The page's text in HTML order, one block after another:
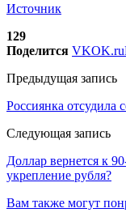
Источник
129
Поделится VKOK.ru
Предыдущая запись
Россиянка отсудила
Следующая запись
Доллар вернется к
укрепление рубля?
Вам также могут